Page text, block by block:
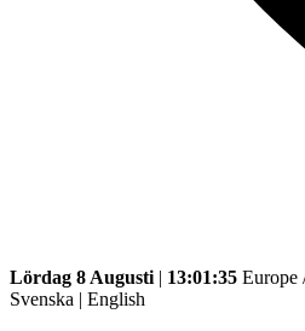
Lördag 8 Augusti | 13:01:35 Europe
Svenska | English